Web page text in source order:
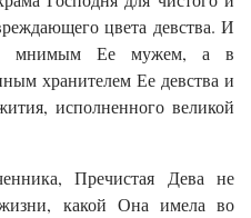
цвета девства. И
мнимым Ее мужем, а в
хранителем Ее девства и
исполненного великой
Пречистая Дева не
какой Она имела во